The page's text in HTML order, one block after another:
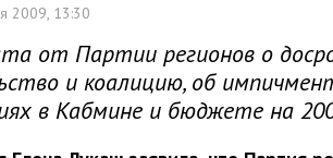
2009, 13:30
от Партии регионов о
и коалицию, об
в Кабмине и бюджете на